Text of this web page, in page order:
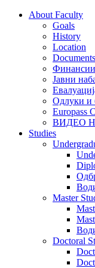
About Faculty
Goals
History
Location
Documents
Финансии
Јавни
Одлуки и
Europass
ВИДЕО
Studies
Master
Doctoral